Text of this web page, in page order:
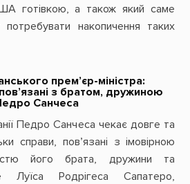
готівкою, а також який саме
накопичення таких
прем’єр-міністра:
з братом, дружиною
Санчеса
Педро Санчеса чекає довге та
справи, пов’язані з імовірною
його брата, дружини та
Луїса Родрігеса Сапатеро,